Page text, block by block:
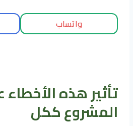
واتساب
تأثير هذه
المشروع ككل